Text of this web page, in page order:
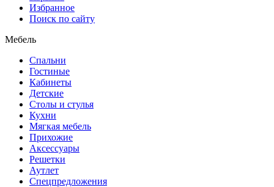
Избранное
Поиск по сайту
Мебель
Спальни
Гостиные
Кабинеты
Детские
Столы и стулья
Кухни
Мягкая мебель
Прихожие
Аксессуары
Решетки
Аутлет
Спецпредложения